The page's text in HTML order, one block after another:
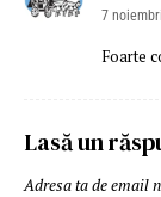
7
Foarte
Lasă un
Adresa ta de email